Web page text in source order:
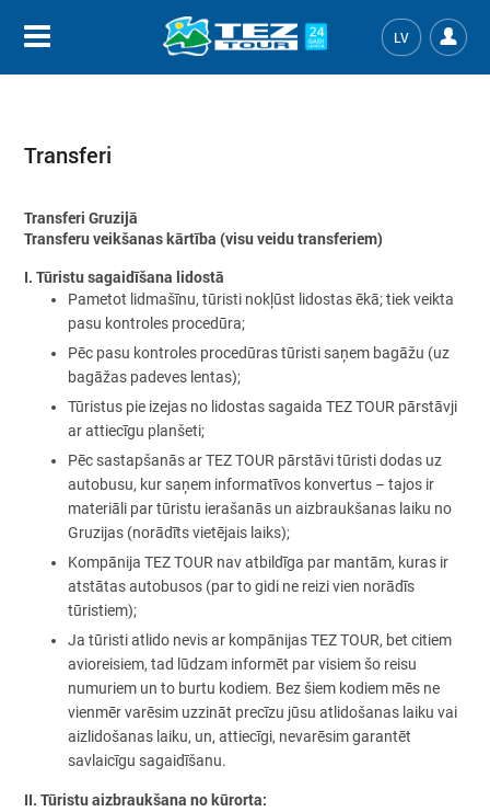
LV
Transferi
Transferi Gruzijā
Transferu veikšanas kārtība (visu veidu transferiem)
I. Tūristu sagaidīšana lidostā
Pametot lidmašīnu, tūristi nokļūst lidostas ēkā; tiek veikta
pasu kontroles procedūra;
Pēc pasu kontroles procedūras tūristi saņem bagāžu (uz
bagāžas padeves lentas);
Tūristus pie izejas no lidostas sagaida TEZ TOUR pārstāvji
ar attiecīgu planšeti;
Pēc sastapšanās ar TEZ TOUR pārstāvi tūristi dodas uz
autobusu, kur saņem informatīvos konvertus – tajos ir
materiāli par tūristu ierašanās un aizbraukšanas laiku no
Gruzijas (norādīts vietējais laiks);
Kompānija TEZ TOUR nav atbildīga par mantām, kuras ir
atstātas autobusos (par to gidi ne reizi vien norādīs
tūristiem);
Ja tūristi atlido nevis ar kompānijas TEZ TOUR, bet citiem
avioreisiem, tad lūdzam informēt par visiem šo reisu
numuriem un to burtu kodiem. Bez šiem kodiem mēs ne
vienmēr varēsim uzzināt precīzu jūsu atlidošanas laiku vai
aizlidošanas laiku, un, attiecīgi, nevarēsim garantēt
savlaicīgu sagaidīšanu.
II. Tūristu aizbraukšana no kūrorta: